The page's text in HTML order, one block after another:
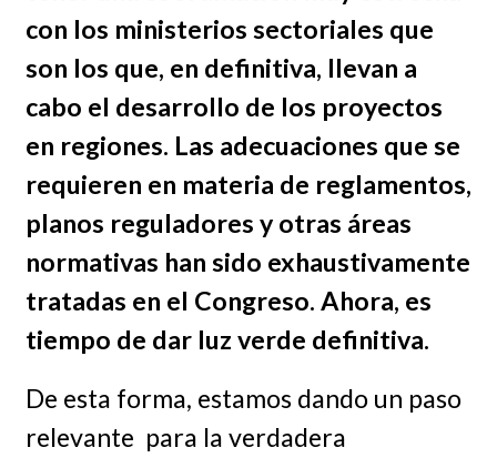
con los ministerios sectoriales que
son los que, en definitiva, llevan a
cabo el desarrollo de los proyectos
en regiones. Las adecuaciones que se
requieren en materia de reglamentos,
planos reguladores y otras áreas
normativas han sido exhaustivamente
tratadas en el Congreso. Ahora, es
tiempo de dar luz verde definitiva.
De esta forma, estamos dando un paso
relevante para la verdadera